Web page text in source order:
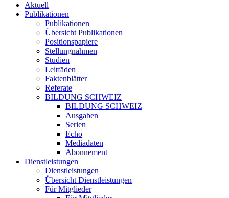
Aktuell
Publikationen
Publikationen
Übersicht Publikationen
Positionspapiere
Stellungnahmen
Studien
Leitfäden
Faktenblätter
Referate
BILDUNG SCHWEIZ
BILDUNG SCHWEIZ
Ausgaben
Serien
Echo
Mediadaten
Abonnement
Dienstleistungen
Dienstleistungen
Übersicht Dienstleistungen
Für Mitglieder